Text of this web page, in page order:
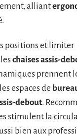
alliant
positions et limiter
chaises assis-
prennent
espaces de
debout.
stimulent la
bien aux